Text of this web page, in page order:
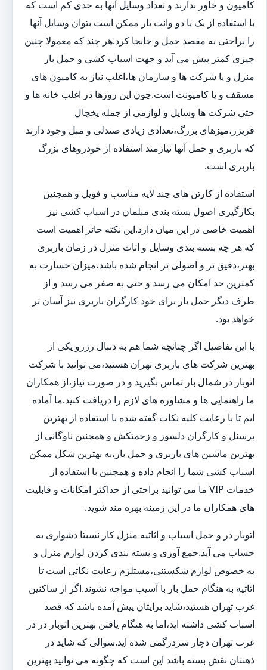
کامیون و خاور ندارند و تعداد وسایل آنها به حدی کم است که
با استفاده از یک یا دو وانت بار ممکن است بتوان وسایل آنها
را براحتی به مقصد حمل و جابجا کرد.هر چند که معمولا چنین
چیزی کمتر پیش می آید و جهت اسباب کشی و حمل بار
منزل و یا شرکت ها و سازمان ها،اغلب نیاز به کامیون های
مسقف و یا کامیونت است.چون این روزها در اغلب خانه ها و
حتی شرکت ها وسایل و لوازمی از جمله یخچال
فریزر،میزهای بزرگ،تعدادی زیادی صندلی و مبل وجود دارند
که باربری و حمل آنها نیازمند استفاده از خودروهای بزرگ
باربری است.
استفاده از کارتن های چند لایه مناسب و فویل و همچنین
بکارگیری اصول بسته بندی مبلمان در اسباب کشی نیز
اهمیت خاصی در این میان دارد.این نکته حائز اهمیت است
که هر چه بسته بندی وسایل و اثاث منزل در زمان باربری
بهتر،دقیق تر و اصولی تر انجام شده باشد،میزان خسارت به
کمترین حد امکان می رسد و حتی به صفر می رسد و از
طرف دیگر حمل بار برای خود کارگران باربری نیز آسان تر
خواهد بود.
با این تفاصیل اگر چنانچه شما هم به دنبال رزرو یکی از
بهترین شرکت های باربری تهران هستید،می توانید با شرکت
اتوبار در شمال بار تماس بگیرید و در صورت نیاز،از همکاران
ما راهنمایی ها و مشاوره های لازم را دریافت کنید.ما آماده
ایم تا با رعایت کلیه نکات گفته شده با استفاده از بهترین
پرسنل و کارگران دلسوز و زحمتکش و همچنین ناوگانی از
بهترین ماشین های باربری و حمل بار،به بهترین شکل ممکن
اسباب کشی شما را انجام داده و همچنین با استفاده از
خدمات VIP ما می توانید براحتی از حداکثر امکانات و قابلیت
های همکاران ما در این زمینه بهره مند شوید.
اتوبار در و حمل اسباب و اثاثیه منزل کار نسبتا دشواری به
حساب می آید.جمع آوری و بسته بندی کردن لوازم منزل و
به خصوص لوازم شکستنی،مستلزم رعایت نکاتی است تا
اثاثیه به هنگام حمل بار با آسیب مواجه نشوند.اگر از ساکنین
غرب تهران هستید،شاید برایتان پیش آمده باشد که قصد
اسباب کشی داشته اید،اما به هنگام یافتن بهترین اتوبار در در
غرب تهران دچار سردرگمی شده اید.سوالی که شاید در
ذهنتان نقش بسته باشد این است که چگونه می توانید بهترین